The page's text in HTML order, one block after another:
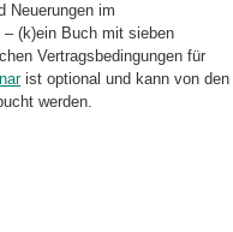
Neuerungen im
– (k)ein Buch mit sieben
Vertragsbedingungen für
ist optional und kann von den
werden.